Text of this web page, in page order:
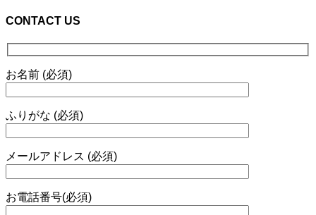
CONTACT US
お名前 (必須)
ふりがな (必須)
メールアドレス (必須)
お電話番号(必須)